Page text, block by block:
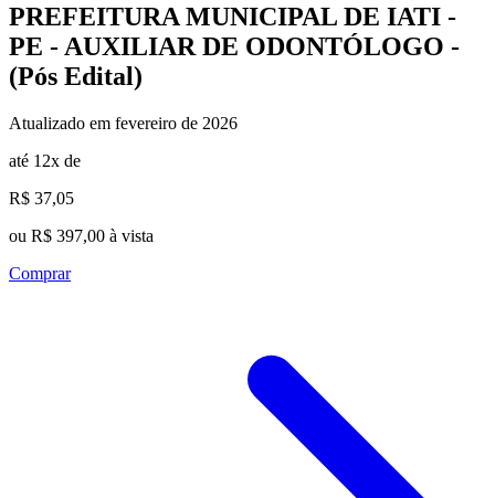
PREFEITURA MUNICIPAL DE IATI -
PE - AUXILIAR DE ODONTÓLOGO -
(Pós Edital)
Atualizado em fevereiro de 2026
até 12x de
R$ 37,05
ou R$ 397,00 à vista
Comprar